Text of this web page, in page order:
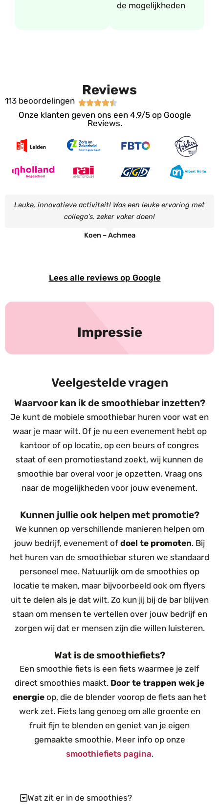
de mogelijkheden
Reviews
113 beoordelingen
Onze klanten geven ons een 4,9/5 op Google
Reviews.
Leuke, innovatieve activiteit! Was een leuke ervaring met
collega’s, zeker vaker doen!
Koen – Achmea
Lees alle reviews op Google
Impressie
Veelgestelde vragen
Waarvoor kan ik de smoothiebar inzetten?
Je kunt de mobiele smoothiebar huren voor wat en
waar je maar wilt. Of je nu een evenement hebt op
kantoor of op locatie, op een beurs of congres
staat of een promotiestand zoekt, wij kunnen de
smoothie bar overal voor je opzetten. Vraag ons
naar de mogelijkheden voor jouw evenement.
Kunnen jullie ook helpen met promotie?
We kunnen op verschillende manieren helpen om
jouw bedrijf, evenement of doel te promoten. Bij
het huren van de smoothiebar sturen we standaard
personeel mee. Natuurlijk om de smoothies op
locatie te maken, maar bijvoorbeeld ook om flyers
uit te delen als je dat wilt. Zo kun jij bij de bar blijven
staan om mensen te vertellen over jouw bedrijf en
zorgen wij dat er mensen zijn die willen luisteren.
Wat is de smoothiefiets?
Een smoothie fiets is een fiets waarmee je zelf
direct smoothies maakt. Door te trappen wek je
energie op, die de blender voorop de fiets aan het
werk zet. Fiets lang genoeg om alle groente en
fruit fijn te blenden en geniet van je eigen
gemaakte smoothie. Meer info op onze
smoothiefiets pagina.
Wat zit er in de smoothies?